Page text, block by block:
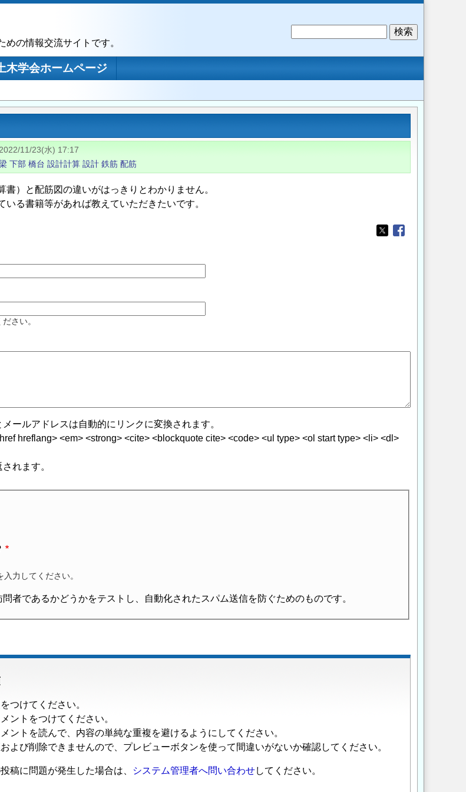
の情報交流サイトです。
木学会ホームページ
2022/11/23(水) 17:17
下部 橋台 設計計算 設計 鉄筋 配筋
書）と配筋図の違いがはっきりとわかりません。
いる書籍等があれば教えていただきたいです。
Opens in a new
Opens in a new
さい。
ールアドレスは自動的にリンクに変換されます。
hreflang> <em> <strong> <cite> <blockquote cite> <code> <ul type> <ol start type> <li> <dl>
れます。
力してください。
者であるかどうかをテストし、自動化されたスパム送信を防ぐためのものです。
つけてください。
ントをつけてください。
ントを読んで、内容の単純な重複を避けるようにしてください。
よび削除できませんので、プレビューボタンを使って間違いがないか確認してください。
稿に問題が発生した場合は、 システム管理者へ問い合わせしてください。